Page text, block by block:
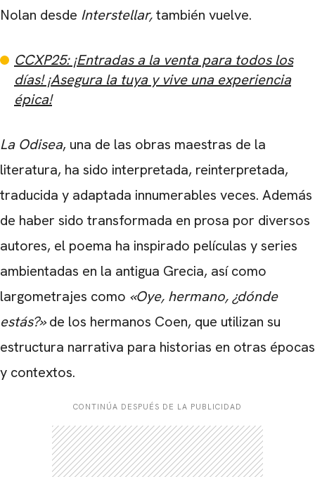
Nolan desde Interstellar,también vuelve.
CCXP25: ¡Entradas a la venta para todos los
días! ¡Asegura la tuya y vive una experiencia
épica!
La Odisea, una de las obras maestras de la
literatura, ha sido interpretada, reinterpretada,
traducida y adaptada innumerables veces. Además
de haber sido transformada en prosa por diversos
autores, el poema ha inspirado películas y series
ambientadas en la antigua Grecia, así como
largometrajes como «Oye, hermano, ¿dónde
estás?»de los hermanos Coen, que utilizan su
estructura narrativa para historias en otras épocas
y contextos.
CONTINÚA DESPUÉS DE LA PUBLICIDAD